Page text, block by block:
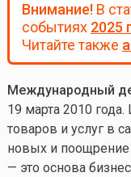
Внимание!В
событиях 2025
Читайте также
Международный
19 марта 2010
товаров и услуг в
новых и поощрение
— это основа